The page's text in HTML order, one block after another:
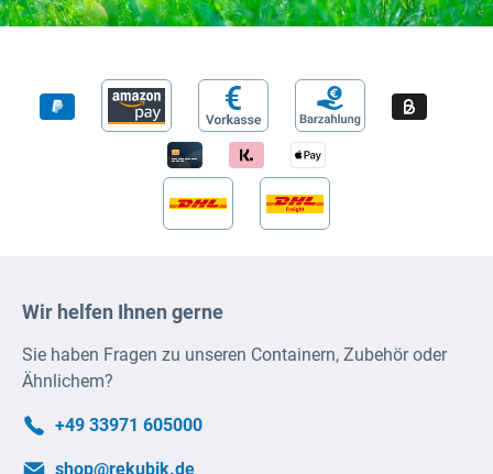
Wir helfen Ihnen gerne
Sie haben Fragen zu unseren Containern, Zubehör oder
Ähnlichem?
+49 33971 605000
shop@rekubik.de